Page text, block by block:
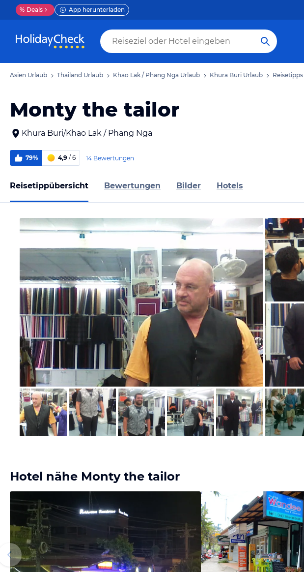
% Deals App herunterladen
Asien Urlaub Thailand Urlaub Khao Lak / Phang Nga Urlaub Khura Buri Urlaub
Monty the tailor
Khura Buri/Khao Lak / Phang Nga
79% 4,9 / 6 14 Bewertungen
Reisetippübersicht Bewertungen Bilder Hotels
Bild melden
von Tony
Bild
von Tony
Bild
von Tony
Hotel nähe Monty the tailor